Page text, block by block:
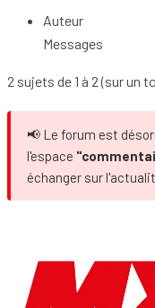
Auteur
Messages
2 sujets de 1 à 2 (sur un
📢 Le forum est
l'espace
échanger sur